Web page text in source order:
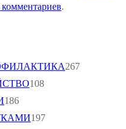
.
267
108
186
197